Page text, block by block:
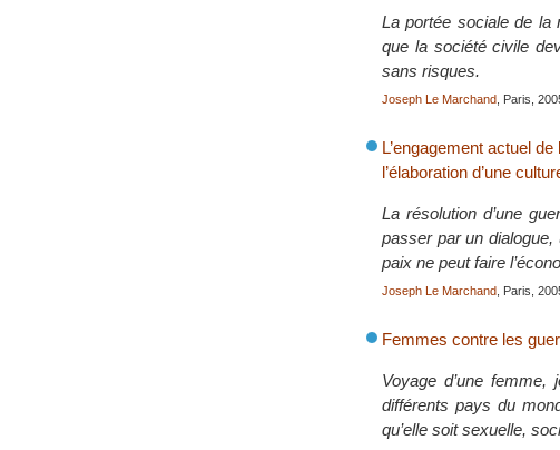
La portée sociale de la
que la société civile
sans risques.
Joseph Le Marchand , Paris,
L’engagement actuel
l’élaboration d’une
La résolution d’une
passer par un
paix ne peut faire
Joseph Le Marchand , Paris,
Femmes contre les
Voyage d’une
différents pays du
qu’elle soit sexuelle,